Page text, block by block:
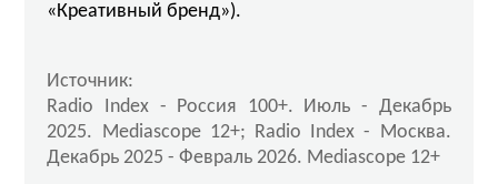
«Креативный бренд»).
Источник:
Radio Index - Россия 100+. Июль - Декабрь
2025. Mediascope 12+; Radio Index - Москва.
Декабрь 2025 - Февраль 2026. Mediascope 12+